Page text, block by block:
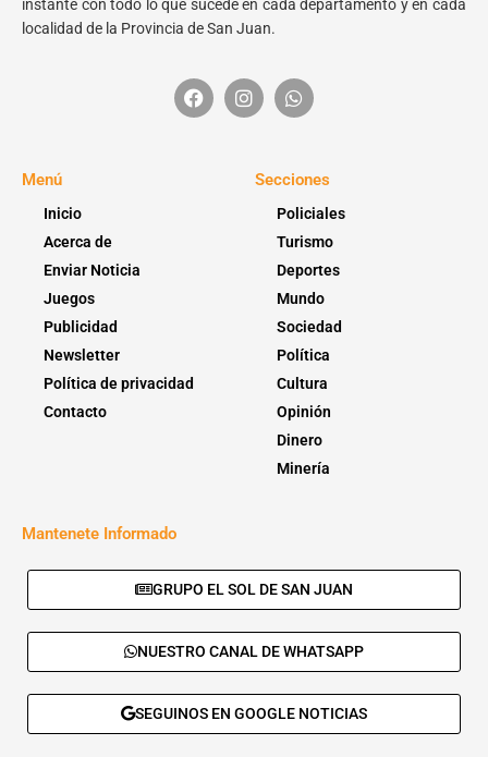
instante con todo lo que sucede en cada departamento y en cada
localidad de la Provincia de San Juan.
Menú
Inicio
Acerca de
Enviar Noticia
Juegos
Publicidad
Newsletter
Política de privacidad
Contacto
Secciones
Policiales
Turismo
Deportes
Mundo
Sociedad
Política
Cultura
Opinión
Dinero
Minería
Mantenete Informado
GRUPO EL SOL DE SAN JUAN
NUESTRO CANAL DE WHATSAPP
SEGUINOS EN GOOGLE NOTICIAS